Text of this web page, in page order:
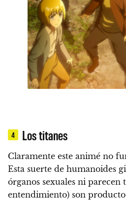
4 Los titanes
Claramente este animé no
Esta suerte de humanoides
órganos sexuales ni
entendimiento) son producto